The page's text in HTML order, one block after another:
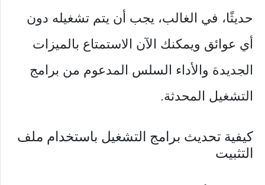
حديثًا، في الغالب، يجب أن يتم تشغيله دون
أي عوائق ويمكنك الآن الاستمتاع بالميزات
الجديدة والأداء السلس المدعوم من برامج
التشغيل المحدثة.
كيفية تحديث برامج التشغيل باستخدام ملف
التثبيت